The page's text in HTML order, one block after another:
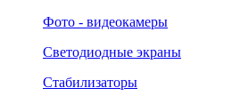
Фото - видеокамеры
Светодиодные экраны
Стабилизаторы